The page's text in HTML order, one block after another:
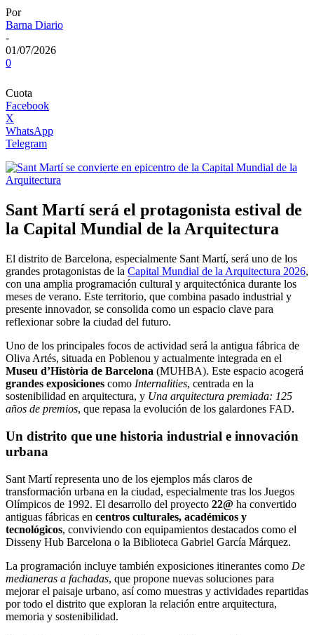
Por
Barna Diario
-
01/07/2026
0
Cuota
Facebook
X
WhatsApp
Telegram
Sant Martí será el protagonista estival de
la Capital Mundial de la Arquitectura
El distrito de Barcelona, especialmente Sant Martí, será uno de los
grandes protagonistas de la Capital Mundial de la Arquitectura 2026,
con una amplia programación cultural y arquitectónica durante los
meses de verano. Este territorio, que combina pasado industrial y
presente innovador, se consolida como un espacio clave para
reflexionar sobre la ciudad del futuro.
Uno de los principales focos de actividad será la antigua fábrica de
Oliva Artés, situada en Poblenou y actualmente integrada en el
Museu d’Història de Barcelona (MUHBA). Este espacio acogerá
grandes exposiciones como Internalities, centrada en la
sostenibilidad en arquitectura, y Una arquitectura premiada: 125
años de premios, que repasa la evolución de los galardones FAD.
Un distrito que une historia industrial e innovación
urbana
Sant Martí representa uno de los ejemplos más claros de
transformación urbana en la ciudad, especialmente tras los Juegos
Olímpicos de 1992. El desarrollo del proyecto 22@ ha convertido
antiguas fábricas en centros culturales, académicos y
tecnológicos, conviviendo con equipamientos destacados como el
Disseny Hub Barcelona o la Biblioteca Gabriel García Márquez.
La programación incluye también exposiciones itinerantes como De
medianeras a fachadas, que propone nuevas soluciones para
mejorar el paisaje urbano, así como muestras y actividades repartidas
por todo el distrito que exploran la relación entre arquitectura,
memoria y sostenibilidad.